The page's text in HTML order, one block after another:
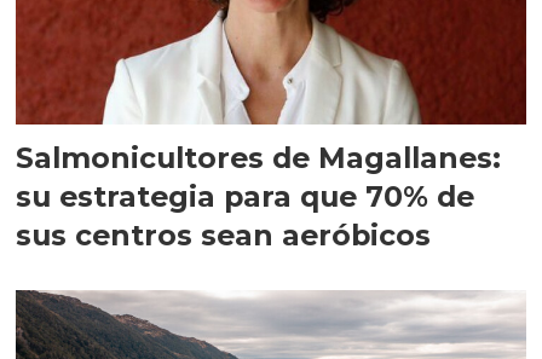
Salmonicultores de Magallanes:
su estrategia para que 70% de
sus centros sean aeróbicos